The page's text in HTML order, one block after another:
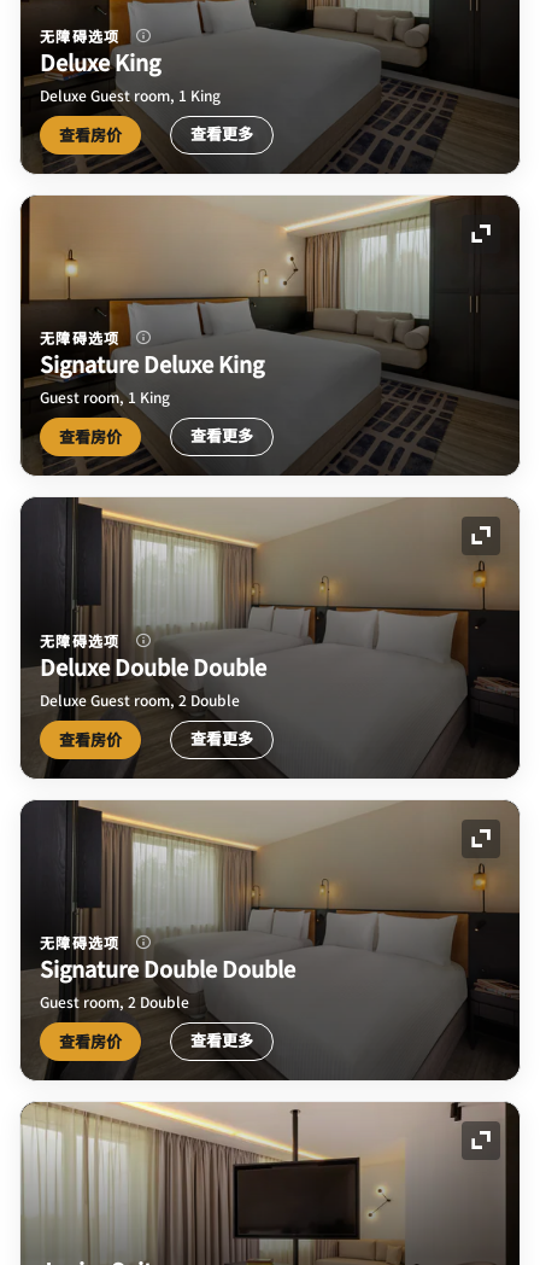
无障碍选项
Deluxe King
Deluxe Guest room, 1 King
查看房价 查看更多
展开
无障碍选项
Signature Deluxe King
Guest room, 1 King
查看房价 查看更多
展开
无障碍选项
Deluxe Double Double
Deluxe Guest room, 2 Double
查看房价 查看更多
展开
无障碍选项
Signature Double Double
Guest room, 2 Double
查看房价 查看更多
展开